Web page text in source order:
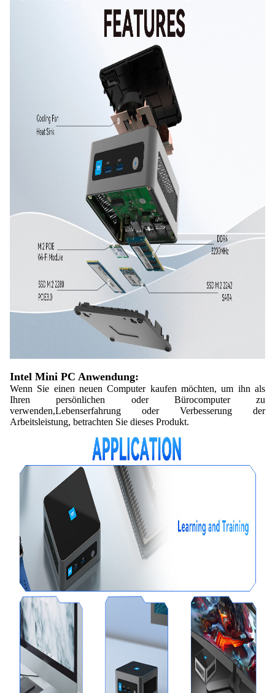
Intel Mini PC Anwendung:
Wenn Sie einen neuen Computer kaufen möchten, um ihn als
Ihren persönlichen oder Bürocomputer zu
verwenden,Lebenserfahrung oder Verbesserung der
Arbeitsleistung, betrachten Sie dieses Produkt.